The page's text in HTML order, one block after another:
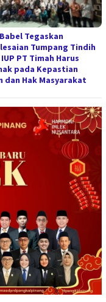
Babel Tegaskan
Tumpang Tindih
PT Timah Harus
pada Kepastian
dan Hak Masyarakat